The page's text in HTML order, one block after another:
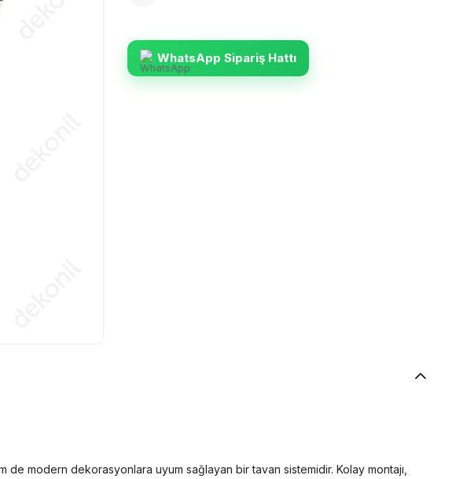
WhatsApp Sipariş Hattı
modern dekorasyonlara uyum sağlayan bir tavan sistemidir. Kolay montajı,